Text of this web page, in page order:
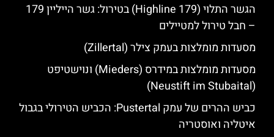
הגשר התלוי (Highline 179) בטירול: גשר הייליין 179
– חבל טירול למטיילים
מסעדות מומלצות בעמק צילר (Zillertal)
מסעדות מומלצות במידרס (Mieders) ונוישטיפט
(Neustift im Stubaital)
כביש ההרים של עמק Pustertal: הכביש הטירולי בגבול
איטליה ואוסטריה